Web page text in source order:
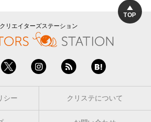
TOP
クリエイターズステーション
シー クリステについて